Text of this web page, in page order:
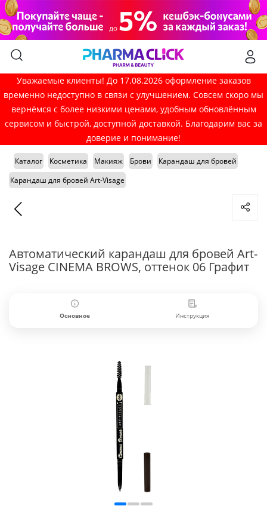
Уважаемые клиенты! До 17.08.2026 оформление заказов
временно недоступно в связи с улучшением. Совсем скоро мы
вернёмся с более низкими ценами, удобным обновлённым
сервисом и быстрой, доступной доставкой. Благодарим вас за
доверие и понимание!
Каталог Косметика Макияж Брови
Карандаш для бровей
Карандаш для бровей Art-Visage
Автоматический карандаш для бровей Art-
Visage CINEMA BROWS, оттенок 06 Графит
Основное Инструкция